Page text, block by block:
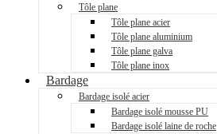
Tôle plane
Tôle plane acier
Tôle plane aluminium
Tôle plane galva
Tôle plane inox
Bardage
Bardage isolé acier
Bardage isolé mousse PU
Bardage isolé laine de roche